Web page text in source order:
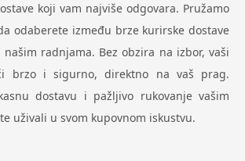
koji vam najviše odgovara. Pružamo
odaberete između brze kurirske dostave
radnjama. Bez obzira na izbor, vaši
brzo i sigurno, direktno na vaš prag.
dostavu i pažljivo rukovanje vašim
uživali u svom kupovnom iskustvu.